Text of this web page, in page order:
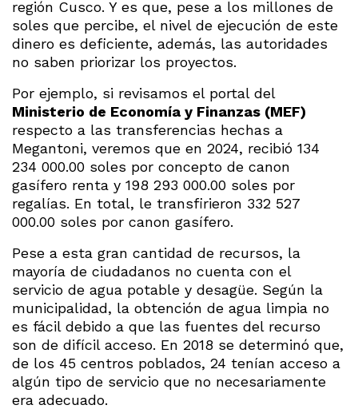
región Cusco. Y es que, pese a los millones de
soles que percibe, el nivel de ejecución de este
dinero es deficiente, además, las autoridades
no saben priorizar los proyectos.
Por ejemplo, si revisamos el portal del
Ministerio de Economía y Finanzas (MEF)
respecto a las transferencias hechas a
Megantoni, veremos que en 2024, recibió 134
234 000.00 soles por concepto de canon
gasífero renta y 198 293 000.00 soles por
regalías. En total, le transfirieron 332 527
000.00 soles por canon gasífero.
Pese a esta gran cantidad de recursos, la
mayoría de ciudadanos no cuenta con el
servicio de agua potable y desagüe. Según la
municipalidad, la obtención de agua limpia no
es fácil debido a que las fuentes del recurso
son de difícil acceso. En 2018 se determinó que,
de los 45 centros poblados, 24 tenían acceso a
algún tipo de servicio que no necesariamente
era adecuado.